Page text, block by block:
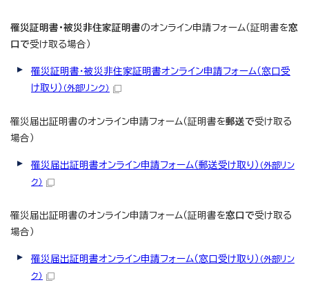
罹災証明書・被災非住家証明書のオンライン申請フォーム（証明書を窓
口で受け取る場合）
罹災証明書・被災非住家証明書オンライン申請フォーム（窓口受
け取り） （外部リンク）
罹災届出証明書のオンライン申請フォーム（証明書を郵送で受け取る
場合）
罹災届出証明書オンライン申請フォーム（郵送受け取り） （外部リン
ク）
罹災届出証明書のオンライン申請フォーム（証明書を窓口で受け取る
場合）
罹災届出証明書オンライン申請フォーム（窓口受け取り） （外部リン
ク）